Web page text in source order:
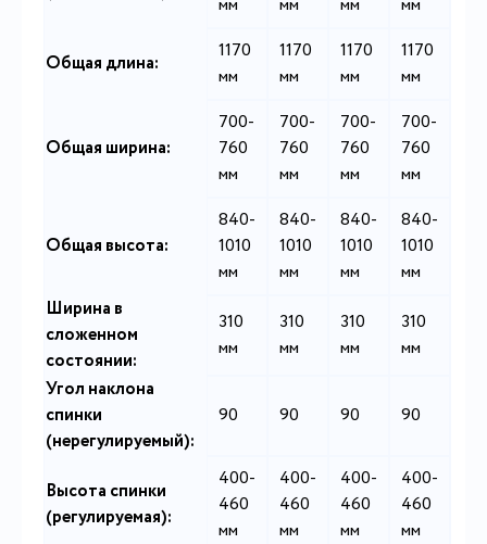
Общая длина:
1170
мм
1170
мм
1170
мм
1170
мм
Общая ширина:
700-
760
мм
700-
760
мм
700-
760
мм
700-
760
мм
Общая высота:
840-
1010
мм
840-
1010
мм
840-
1010
мм
840-
1010
мм
Ширина в
сложенном
состоянии:
310
мм
310
мм
310
мм
310
мм
Угол наклона
спинки
(нерегулируемый):
90 90 90 90
Высота спинки
(регулируемая):
400-
460
мм
400-
460
мм
400-
460
мм
400-
460
мм